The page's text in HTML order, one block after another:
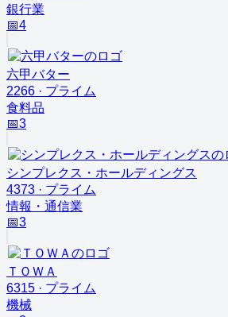
銀行業
📅4
六甲バター
2266 · プライム
食料品
📅3
シンプレクス・ホールディングス
4373 · プライム
情報・通信業
📅3
ＴＯＷＡ
6315 · プライム
機械